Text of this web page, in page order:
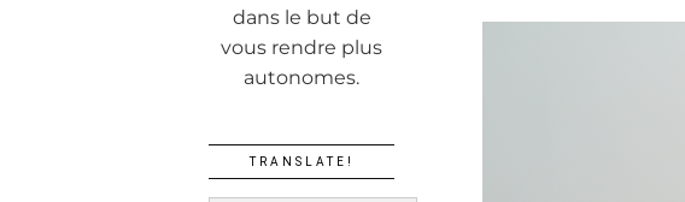
dans le but de
vous rendre plus
autonomes.
TRANSLATE!